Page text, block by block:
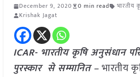
December 9, 2020 0 min read
भारतीय
Krishak Jagat
ICAR- भारतीय कृषि अनुसंधान
पुरस्कार से सम्मानित –भारतीय